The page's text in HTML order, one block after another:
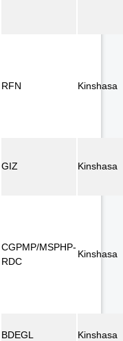
RFN Kinshasa
GIZ Kinshasa
CGPMP/MSPHP-
RDC
Kinshasa
BDEGL Kinshasa